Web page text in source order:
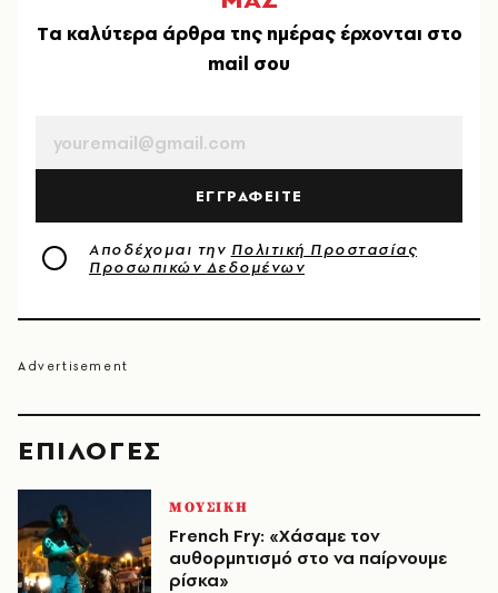
EΠΙΛΟΓΈΣ
ΜΟΥΣΙΚΗ
French Fry: «Χάσαμε τον
αυθορμητισμό στο να παίρνουμε
ρίσκα»
Tα καλύτερα άρθρα της ημέρας έρχονται στο
mail σου
ΕΓΓΡΑΦΕΙΤΕ
Αποδέχομαι την Πολιτική Προστασίας
Προσωπικών Δεδομένων